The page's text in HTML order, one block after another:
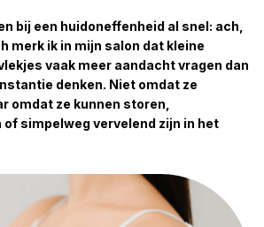
bij een huidoneffenheid al snel: ach,
merk ik in mijn salon dat kleine
vaak meer aandacht vragen dan
denken. Niet omdat ze
omdat ze kunnen storen,
of simpelweg vervelend zijn in het